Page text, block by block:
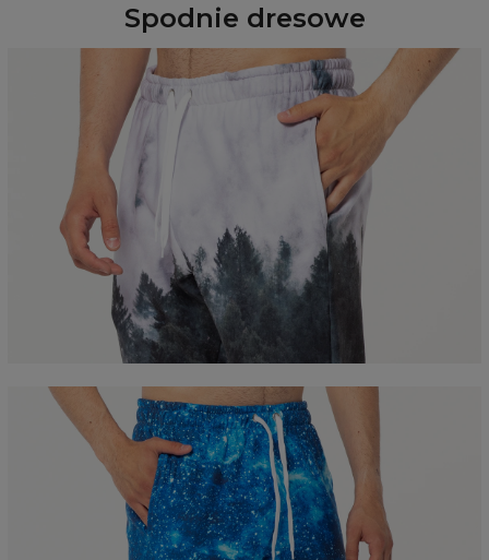
Mierzone na płasko
XS S M L
A - Długość nogawki
100 102
B - Szerokość w pasie
38 42
Spodnie dresowe